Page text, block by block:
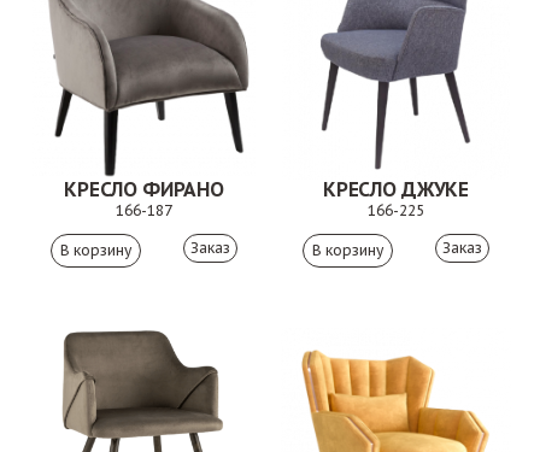
КРЕСЛО ФИРАНО
166-187
Заказ
КРЕСЛО ДЖУКЕ
166-225
Заказ